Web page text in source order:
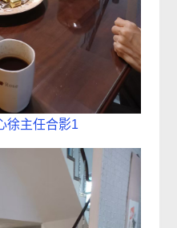
徐主任合影1